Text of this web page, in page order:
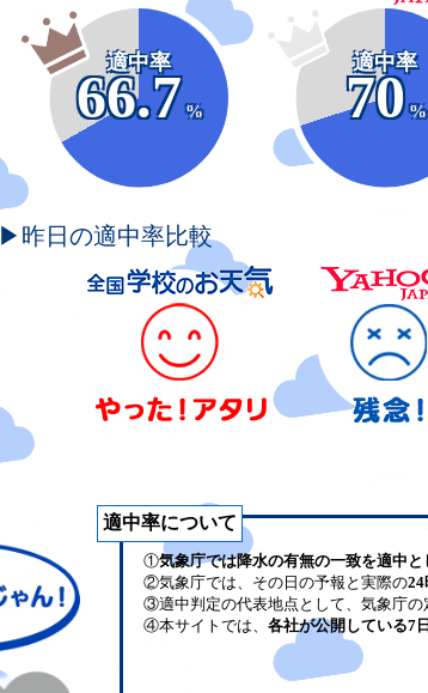
適中率
66.7
%
適中率
70
%
▶昨日の適中率比較
適中率について
①気象庁では降水の有無の一致を適中と
②気象庁では、その日の予報と実際の24
③適中判定の代表地点として、気象庁の
④本サイトでは、 各社が公開している7